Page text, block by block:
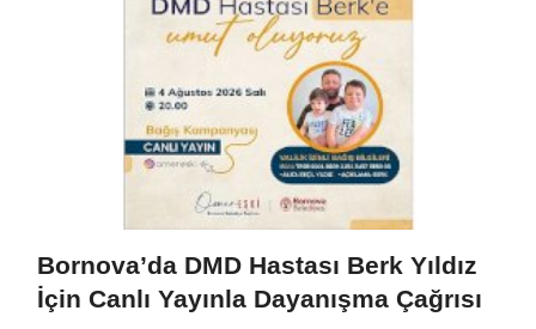
Bornova’da DMD Hastası Berk Yıldız
İçin Canlı Yayınla Dayanışma Çağrısı